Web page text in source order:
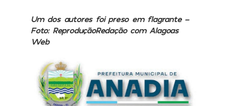
Um dos autores foi preso em flagrante –
Foto: ReproduçãoRedação com Alagoas
Web